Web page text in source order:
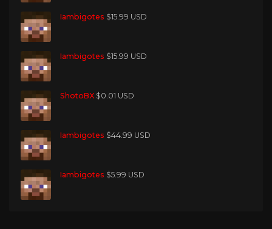
Iambigotes $15.99 USD
Iambigotes $15.99 USD
ShotoBX $0.01 USD
Iambigotes $44.99 USD
Iambigotes $5.99 USD